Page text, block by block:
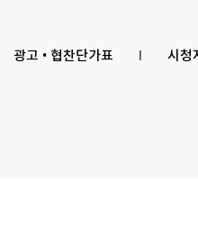
광고 • 협찬단가표 시청